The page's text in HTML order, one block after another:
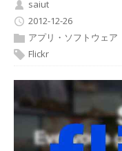
saiut
2012-12-26
アプリ・ソフトウェア
Flickr